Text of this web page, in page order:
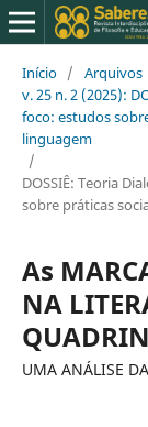
Início / Arquivos
v. 25 n. 2 (2025):
foco: estudos
linguagem
/
DOSSIÊ: Teoria
sobre práticas
As
NA
UMA ANÁLISE